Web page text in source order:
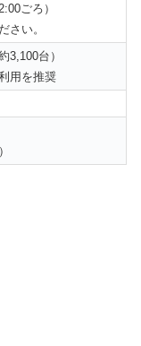
ごろ）
さい。
3,100台）
用を推奨